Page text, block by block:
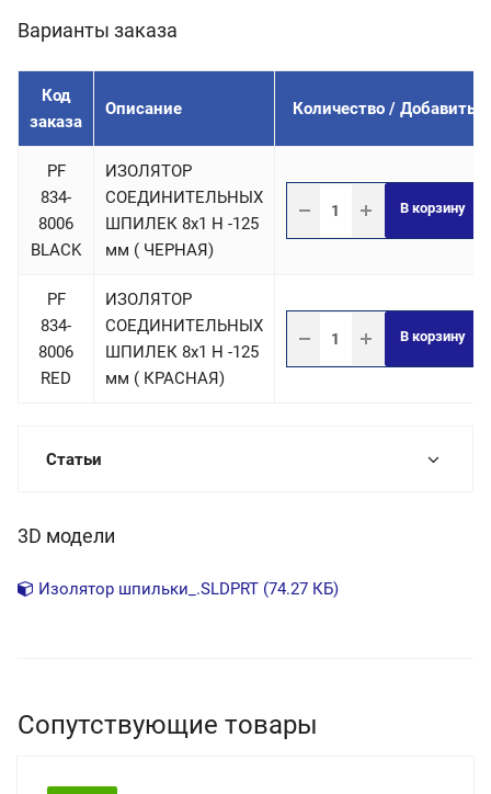
Варианты заказа
Код
заказа
Описание Количество / Добавить
PF
834-
8006
BLACK
ИЗОЛЯТОР
СОЕДИНИТЕЛЬНЫХ
ШПИЛЕК 8х1 Н -125
мм ( ЧЕРНАЯ)
В корзину
PF
834-
8006
RED
ИЗОЛЯТОР
СОЕДИНИТЕЛЬНЫХ
ШПИЛЕК 8х1 Н -125
мм ( КРАСНАЯ)
В корзину
Статьи
3D модели
Изолятор шпильки_.SLDPRT (74.27 КБ)
Сопутствующие товары